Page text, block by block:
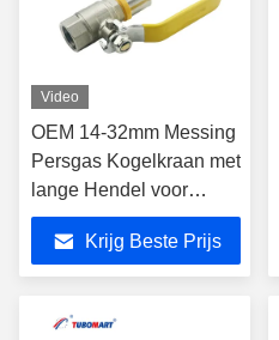
Video
OEM 14-32mm Messing
Persgas Kogelkraan met
lange Hendel voor
Meerlagen PEX AL PEX
Leidingen voor
Gasgebruik
Krijg Beste Prijs